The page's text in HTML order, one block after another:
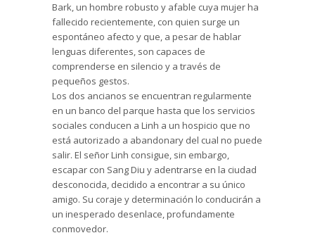
Bark, un hombre robusto y afable cuya mujer ha
fallecido recientemente, con quien surge un
espontáneo afecto y que, a pesar de hablar
lenguas diferentes, son capaces de
comprenderse en silencio y a través de
pequeños gestos.
Los dos ancianos se encuentran regularmente
en un banco del parque hasta que los servicios
sociales conducen a Linh a un hospicio que no
está autorizado a abandonary del cual no puede
salir. El señor Linh consigue, sin embargo,
escapar con Sang Diu y adentrarse en la ciudad
desconocida, decidido a encontrar a su único
amigo. Su coraje y determinación lo conducirán a
un inesperado desenlace, profundamente
conmovedor.